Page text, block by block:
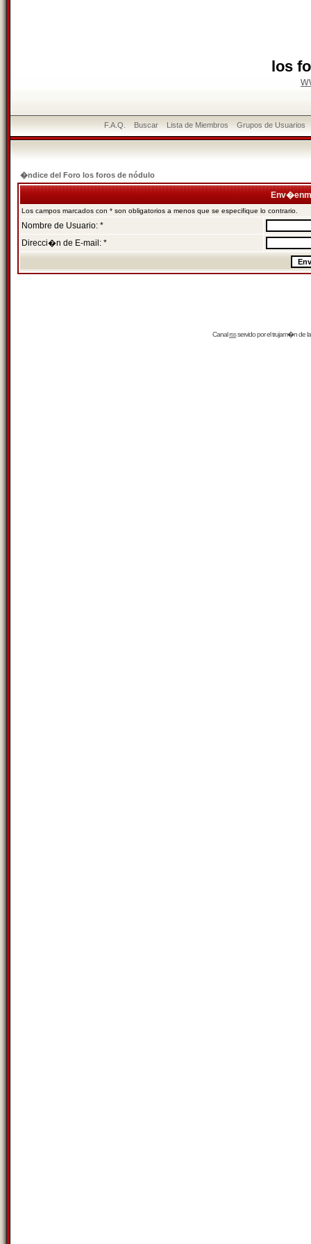
los
F.A.Q. Buscar Lista de Miembros Grupos de Usuarios
�ndice del Foro los foros de nódulo
Los campos marcados con * son obligatorios a menos que se especifique lo contrario.
Nombre de Usuario: *
Direcci�n de E-mail: *
Canalrssservido por eltrujam�nde